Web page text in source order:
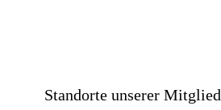
Standorte unserer